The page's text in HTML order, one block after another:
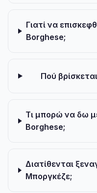
Γιατί να
Borghese;
Πού
Τι μπορώ να δω
Borghese;
Διατίθενται
Μποργκέζε;